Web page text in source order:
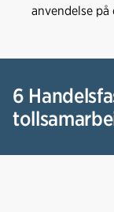
anvendelse
6